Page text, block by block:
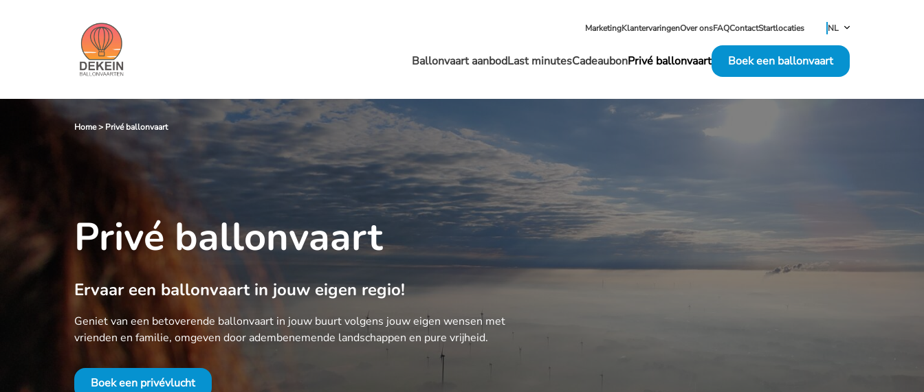
MarketingKlantervaringenOver onsFAQContactStartlocaties
NL
FR
Ballonvaart aanbodLast minutesCadeaubonPrivé ballonvaart Boek een ballonvaart
Home> Privé ballonvaart
Privé ballonvaart
Ervaar een ballonvaart in jouw eigen regio!
Geniet van een betoverende ballonvaart in jouw buurt volgens jouw eigen wensen met
vrienden en familie, omgeven door adembenemende landschappen en pure vrijheid.
Boek een privévlucht